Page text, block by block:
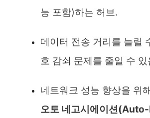
능 포함)하는 허브.
데이터 전송 거리를 늘릴
호 감쇠 문제를 줄일 수 있
네트워크 성능 향상을 위
오토 네고시에이션